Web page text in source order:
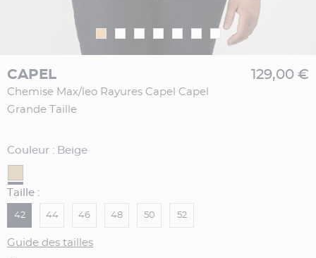
CAPEL
Chemise Max/leo Rayures Capel Capel
Grande Taille
129,00 €
Couleur : Beige
Taille :
42 44 46 48 50 52
Guide des tailles